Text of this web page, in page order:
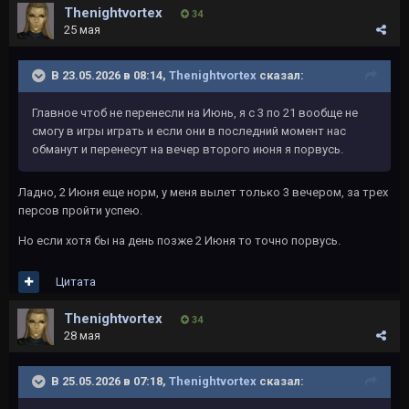
Thenightvortex 34
25 мая
В 23.05.2026 в 08:14, Thenightvortex сказал:
Главное чтоб не перенесли на Июнь, я с 3 по 21 вообще не
смогу в игры играть и если они в последний момент нас
обманут и перенесут на вечер второго июня я порвусь.
Ладно, 2 Июня еще норм, у меня вылет только 3 вечером, за трех
персов пройти успею.
Но если хотя бы на день позже 2 Июня то точно порвусь.
Цитата
Thenightvortex 34
28 мая
В 25.05.2026 в 07:18, Thenightvortex сказал: